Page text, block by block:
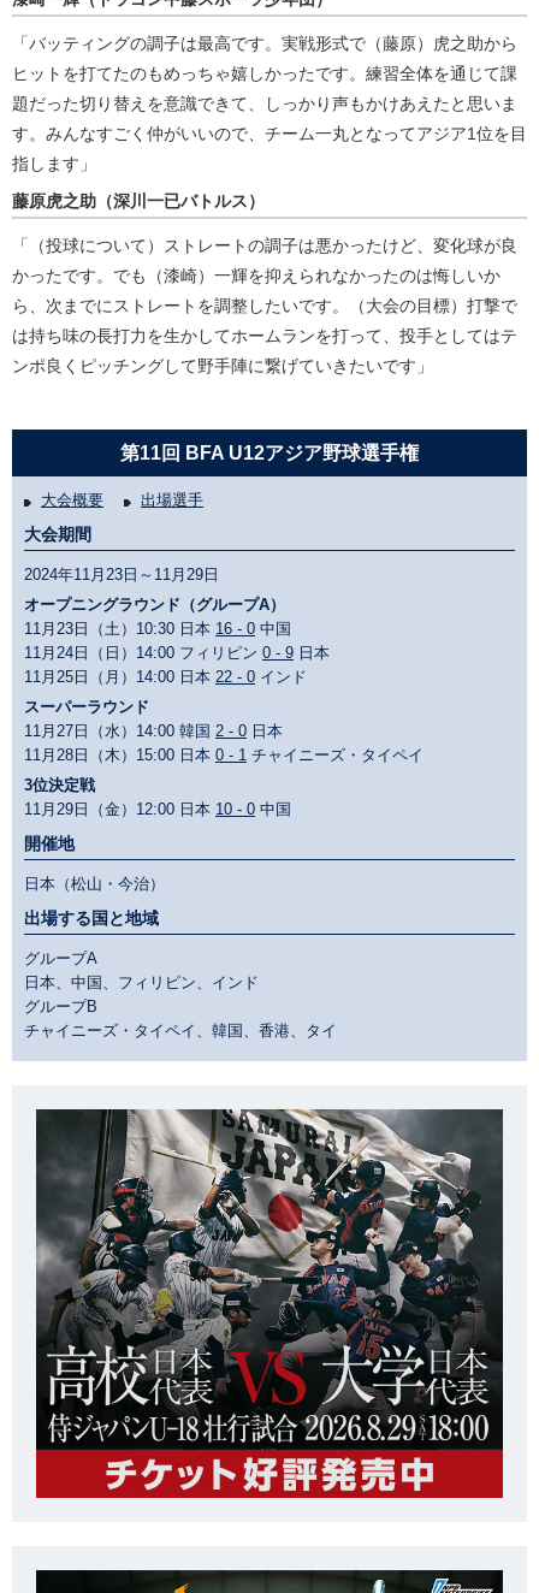
「バッティングの調子は最高です。実戦形式で（藤原）虎之助から
ヒットを打てたのもめっちゃ嬉しかったです。練習全体を通じて課
題だった切り替えを意識できて、しっかり声もかけあえたと思いま
す。みんなすごく仲がいいので、チーム一丸となってアジア1位を目
指します」
藤原虎之助（深川一已バトルス）
「（投球について）ストレートの調子は悪かったけど、変化球が良
かったです。でも（漆崎）一輝を抑えられなかったのは悔しいか
ら、次までにストレートを調整したいです。（大会の目標）打撃で
は持ち味の長打力を生かしてホームランを打って、投手としてはテ
ンポ良くピッチングして野手陣に繋げていきたいです」
第11回 BFA U12アジア野球選手権
大会概要 出場選手
大会期間
2024年11月23日～11月29日
オープニングラウンド（グループA）
11月23日（土）10:30 日本 16 - 0 中国
11月24日（日）14:00 フィリピン 0 - 9 日本
11月25日（月）14:00 日本 22 - 0 インド
スーパーラウンド
11月27日（水）14:00 韓国 2 - 0 日本
11月28日（木）15:00 日本 0 - 1 チャイニーズ・タイペイ
3位決定戦
11月29日（金）12:00 日本 10 - 0 中国
開催地
日本（松山・今治）
出場する国と地域
グループA
日本、中国、フィリピン、インド
グループB
チャイニーズ・タイペイ、韓国、香港、タイ